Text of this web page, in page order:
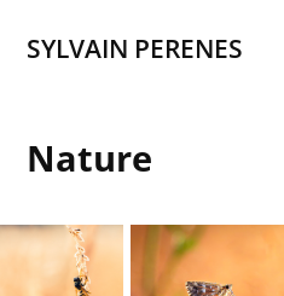
SYLVAIN PERENES
Nature